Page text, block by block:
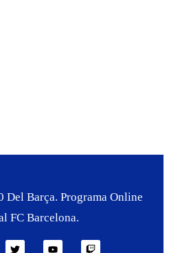
Del Barça. Programa Online
FC Barcelona.